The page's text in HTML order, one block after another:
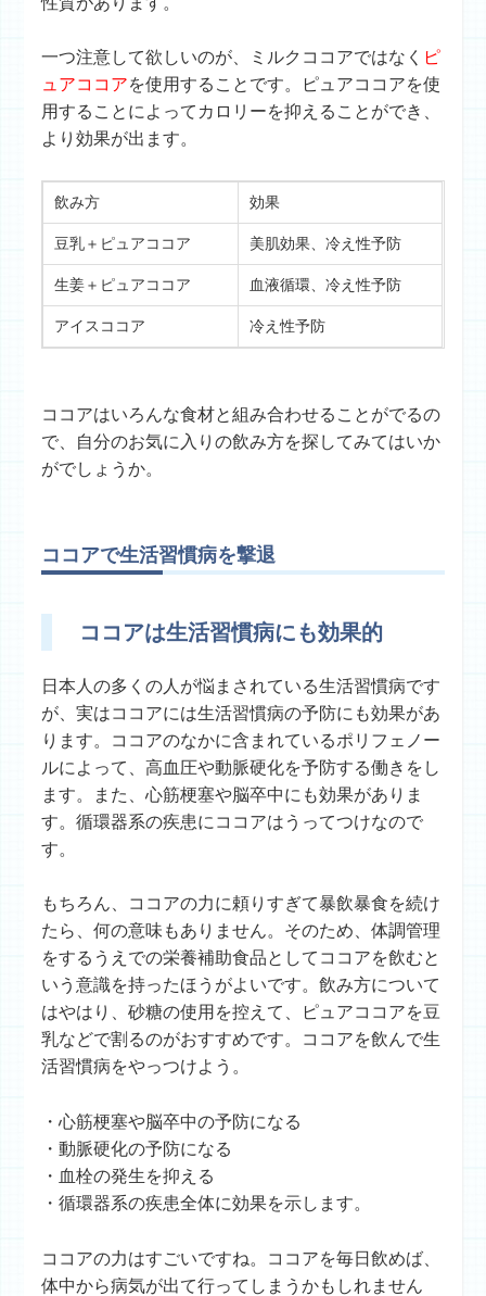
一つ注意して欲しいのが、ミルクココアではなく ピ
ュアココアを使用することです。ピュアココアを使
用することによってカロリーを抑えることができ、
より効果が出ます。
飲み方 効果
豆乳＋ピュアココア 美肌効果、冷え性予防
生姜＋ピュアココア 血液循環、冷え性予防
アイスココア 冷え性予防
ココアはいろんな食材と組み合わせることがでるの
で、自分のお気に入りの飲み方を探してみてはいか
がでしょうか。
ココアで生活習慣病を撃退
ココアは生活習慣病にも効果的
日本人の多くの人が悩まされている生活習慣病です
が、実はココアには生活習慣病の予防にも効果があ
ります。ココアのなかに含まれているポリフェノー
ルによって、高血圧や動脈硬化を予防する働きをし
ます。また、心筋梗塞や脳卒中にも効果がありま
す。循環器系の疾患にココアはうってつけなので
す。
もちろん、ココアの力に頼りすぎて暴飲暴食を続け
たら、何の意味もありません。そのため、体調管理
をするうえでの栄養補助食品としてココアを飲むと
いう意識を持ったほうがよいです。飲み方について
はやはり、砂糖の使用を控えて、ピュアココアを豆
乳などで割るのがおすすめです。ココアを飲んで生
活習慣病をやっつけよう。
・心筋梗塞や脳卒中の予防になる
・動脈硬化の予防になる
・血栓の発生を抑える
・循環器系の疾患全体に効果を示します。
ココアの力はすごいですね。ココアを毎日飲めば、
体中から病気が出て行ってしまうかもしれません